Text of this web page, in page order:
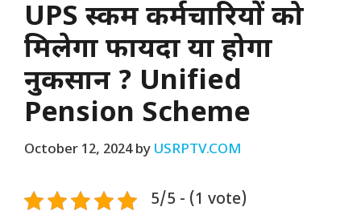
UPS स्कीम कर्मचारियों को
मिलेगा फायदा या होगा
नुकसान ? Unified
Pension Scheme
October 12, 2024 by USRPTV.COM
5/5 - (1 vote)